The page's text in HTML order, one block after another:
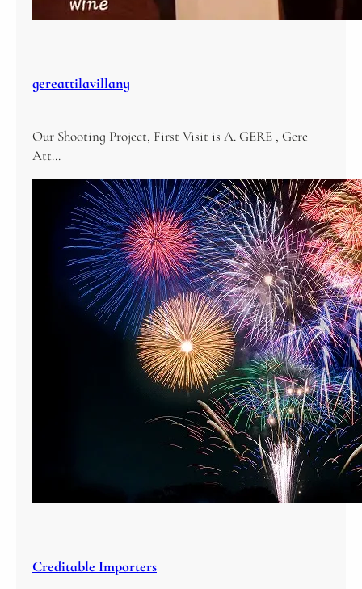
gereattilavillany
Our Shooting Project, First Visit is A. GERE , Gere
Att…
Creditable Importers